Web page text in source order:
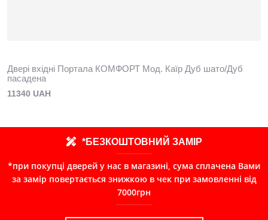
Двері вхідні Портала КОМФОРТ Мод. Каїр Дуб шато/Дуб
пасадена
11340 UAH
*БЕЗКОШТОВНИЙ ЗАМІР
*при покупці дверей у нас в магазині, сума сплачена Вами
за замір повертається знижкою в чек при замовленні від
7000грн